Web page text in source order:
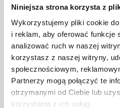
Niniejsza strona korzysta z
Wykorzystujemy pliki cookie
i reklam, aby oferować funkcje
analizować ruch w naszej
korzystasz z naszej witryny,
społecznościowym,
Partnerzy mogą połączyć te
otrzymanymi od Ciebie lub
korzystania z ich usług.
JAK BRYGADZISTA MOŻE
KOMPETENCJE
Menedżer to niezwykle
firmie. Osoba je pełniąca
za realizację działań
działu.